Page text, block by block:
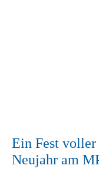
Ein Fest voller
Neujahr am